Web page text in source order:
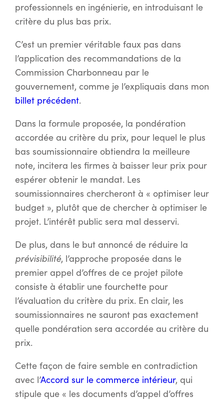
professionnels en ingénierie, en introduisant le
critère du plus bas prix.
C’est un premier véritable faux pas dans
l’application des recommandations de la
Commission Charbonneau par le
gouvernement, comme je l’expliquais dans mon
billet précédent.
Dans la formule proposée, la pondération
accordée au critère du prix, pour lequel le plus
bas soumissionnaire obtiendra la meilleure
note, incitera les firmes à baisser leur prix pour
espérer obtenir le mandat. Les
soumissionnaires chercheront à « optimiser leur
budget », plutôt que de chercher à optimiser le
projet. L’intérêt public sera mal desservi.
De plus, dans le but annoncé de réduire la
prévisibilité, l’approche proposée dans le
premier appel d’offres de ce projet pilote
consiste à établir une fourchette pour
l’évaluation du critère du prix. En clair, les
soumissionnaires ne sauront pas exactement
quelle pondération sera accordée au critère du
prix.
Cette façon de faire semble en contradiction
avec l’Accord sur le commerce intérieur, qui
stipule que « les documents d’appel d’offres